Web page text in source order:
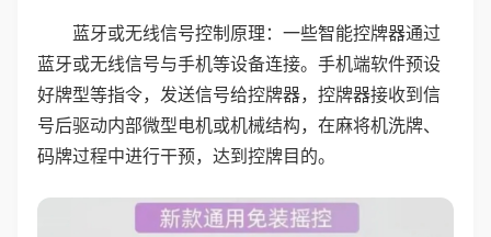
蓝牙或无线信号控制原理：一些智能控牌器通过
蓝牙或无线信号与手机等设备连接。手机端软件预设
好牌型等指令，发送信号给控牌器，控牌器接收到信
号后驱动内部微型电机或机械结构，在麻将机洗牌、
码牌过程中进行干预，达到控牌目的。